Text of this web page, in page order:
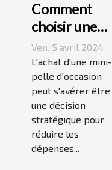
Comment
choisir une
mini-pelle
d'occasion
pour
optimiser le
coût de vos
projets de
construction
Ven. 5 avril 2024
L'achat d'une mini-
pelle d'occasion
peut s'avérer être
une décision
stratégique pour
réduire les
dépenses...